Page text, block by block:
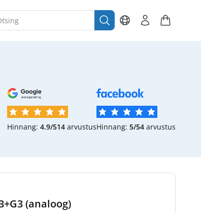
Hinnang: 4.9/514 arvustusHinnang: 5/54 arvustus
(analoog)